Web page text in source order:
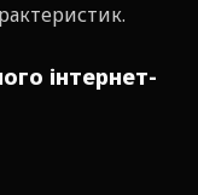
інтернет-